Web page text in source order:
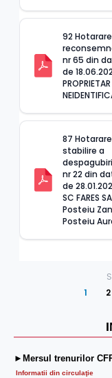
►Mersul trenurilor
Informatii din circulaţie
92
nr 65 din
de
PROPRIETAR
87
stabilire a
nr 22 din
de
SC FARES SA
Posteiu
Posteiu
1
2